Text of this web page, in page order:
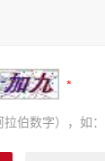
伯数字），如